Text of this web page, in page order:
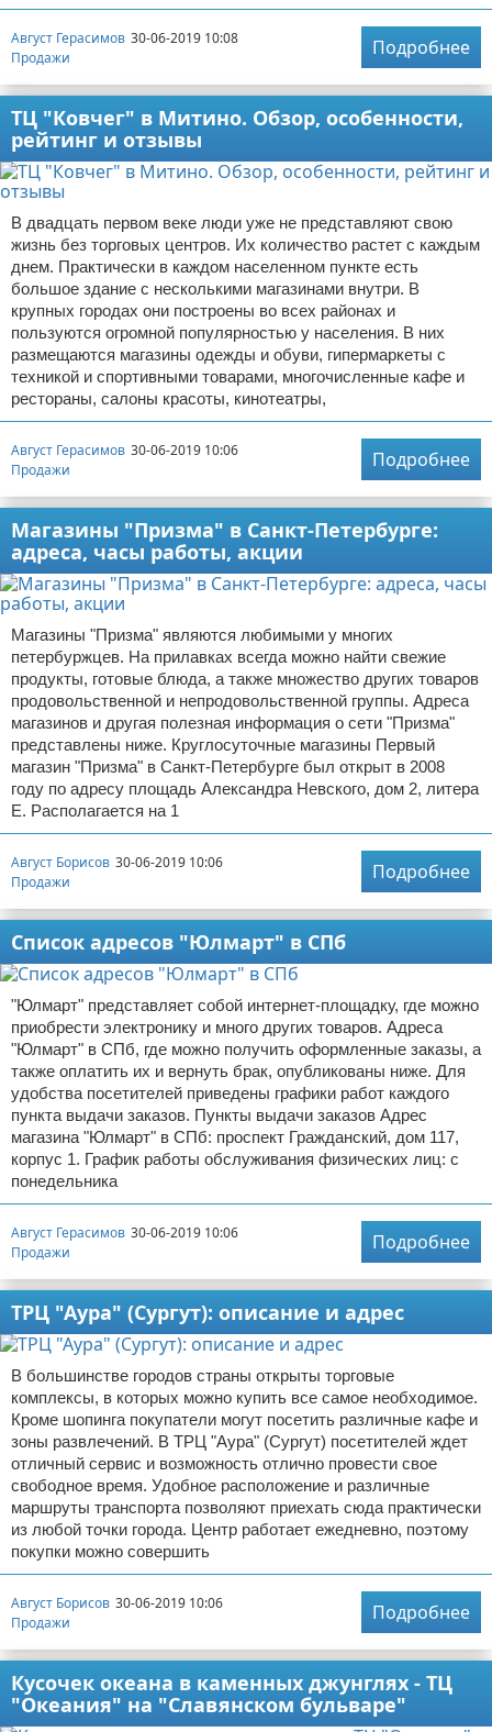
Август Герасимов 30-06-2019 10:08
Продажи
Подробнее
ТЦ "Ковчег" в Митино. Обзор, особенности,
рейтинг и отзывы
В двадцать первом веке люди уже не представляют свою
жизнь без торговых центров. Их количество растет с каждым
днем. Практически в каждом населенном пункте есть
большое здание с несколькими магазинами внутри. В
крупных городах они построены во всех районах и
пользуются огромной популярностью у населения. В них
размещаются магазины одежды и обуви, гипермаркеты с
техникой и спортивными товарами, многочисленные кафе и
рестораны, салоны красоты, кинотеатры,
Август Герасимов 30-06-2019 10:06
Продажи
Подробнее
Магазины "Призма" в Санкт-Петербурге:
адреса, часы работы, акции
Магазины "Призма" являются любимыми у многих
петербуржцев. На прилавках всегда можно найти свежие
продукты, готовые блюда, а также множество других товаров
продовольственной и непродовольственной группы. Адреса
магазинов и другая полезная информация о сети "Призма"
представлены ниже. Круглосуточные магазины Первый
магазин "Призма" в Санкт-Петербурге был открыт в 2008
году по адресу площадь Александра Невского, дом 2, литера
Е. Располагается на 1
Август Борисов 30-06-2019 10:06
Продажи
Подробнее
Список адресов "Юлмарт" в СПб
"Юлмарт" представляет собой интернет-площадку, где можно
приобрести электронику и много других товаров. Адреса
"Юлмарт" в СПб, где можно получить оформленные заказы, а
также оплатить их и вернуть брак, опубликованы ниже. Для
удобства посетителей приведены графики работ каждого
пункта выдачи заказов. Пункты выдачи заказов Адрес
магазина "Юлмарт" в СПб: проспект Гражданский, дом 117,
корпус 1. График работы обслуживания физических лиц: с
понедельника
Август Герасимов 30-06-2019 10:06
Продажи
Подробнее
ТРЦ "Аура" (Сургут): описание и адрес
В большинстве городов страны открыты торговые
комплексы, в которых можно купить все самое необходимое.
Кроме шопинга покупатели могут посетить различные кафе и
зоны развлечений. В ТРЦ "Аура" (Сургут) посетителей ждет
отличный сервис и возможность отлично провести свое
свободное время. Удобное расположение и различные
маршруты транспорта позволяют приехать сюда практически
из любой точки города. Центр работает ежедневно, поэтому
покупки можно совершить
Август Борисов 30-06-2019 10:06
Продажи
Подробнее
Кусочек океана в каменных джунглях - ТЦ
"Океания" на "Славянском бульваре"